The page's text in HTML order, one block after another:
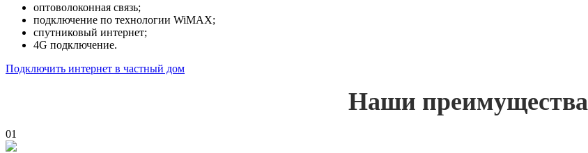
оптоволоконная связь;
подключение по технологии WiMAX;
спутниковый интернет;
4G подключение.
Подключить интернет в частный дом
Наши преимущества
01